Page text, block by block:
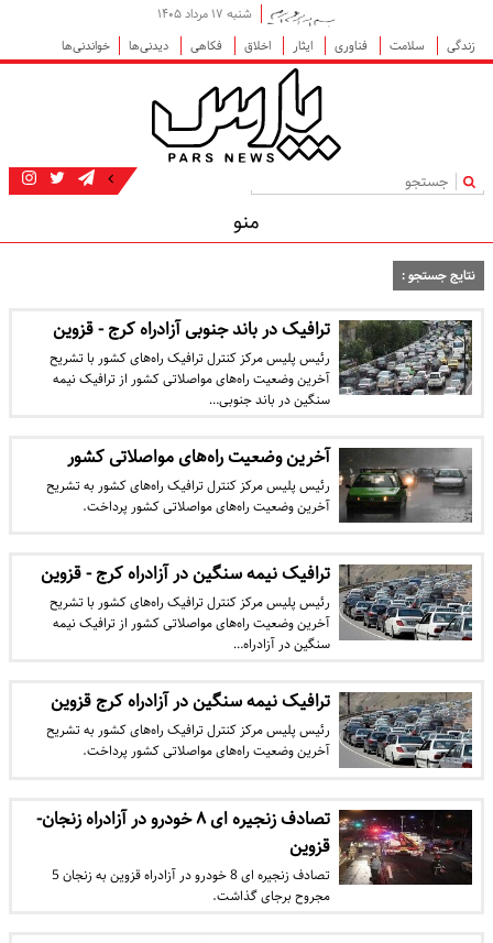
شنبه ۱۷ مرداد ۱۴۰۵
زندگی
سلامت فناوری ایثار اخلاق فکاهی دیدنی‌ها خواندنی‌ها
|
منو
نتایج جستجو :
ترافیک در باند جنوبی آزادراه کرج - قزوین
رئیس پلیس مرکز کنترل ترافیک راه‌های کشور با تشریح
آخرین وضعیت راه‌های مواصلاتی کشور از ترافیک نیمه
سنگین در باند جنوبی…
آخرین وضعیت راه‌های مواصلاتی کشور
رئیس پلیس مرکز کنترل ترافیک راه‌های کشور به تشریح
آخرین وضعیت راه‌های مواصلاتی کشور پرداخت.
ترافیک نیمه سنگین در آزادراه کرج‌ - قزوین
رئیس پلیس مرکز کنترل ترافیک راه‌های کشور با تشریح
آخرین وضعیت راه‌های مواصلاتی کشور از ترافیک نیمه
سنگین در آزادراه…
ترافیک نیمه سنگین در آزادراه کرج‌ قزوین
رئیس پلیس مرکز کنترل ترافیک راه‌های کشور به تشریح
آخرین وضعیت راه‌های مواصلاتی کشور پرداخت.
تصادف زنجیره ای ۸ خودرو در آزادراه زنجان-
قزوین
تصادف زنجیره ای 8 خودرو در آزادراه قزوین به زنجان 5
مجروح برجای گذاشت.